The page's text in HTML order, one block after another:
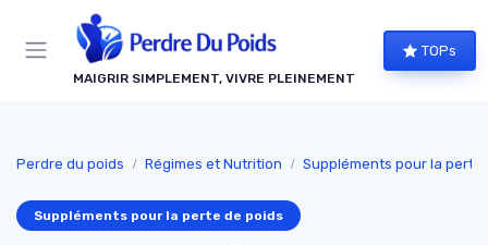
MAIGRIR SIMPLEMENT, VIVRE PLEINEMENT
TOPs
Perdre du poids Régimes et Nutrition Suppléments pour la perte
Suppléments pour la perte de poids
Panneau de gestion des cookies